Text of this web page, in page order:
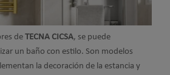
de TECNA CICSA, se puede
un baño con estilo. Son modelos
la decoración de la estancia y